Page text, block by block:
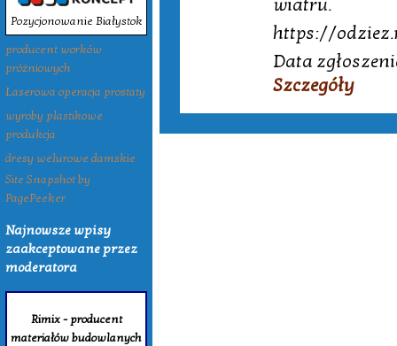
Pozycjonowanie Białystok
producent worków
próżniowych
Laserowa operacja prostaty
wyroby plastikowe
produkcja
dresy welurowe damskie
Site Snapshot by
PagePeeker
Najnowsze wpisy
zaakceptowane przez
moderatora
Rimix - producent
materiałów budowlanych
wiatru.
https://
Data
Szczegóły